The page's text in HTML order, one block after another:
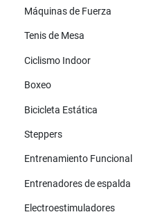
Máquinas de Fuerza
Tenis de Mesa
Ciclismo Indoor
Boxeo
Bicicleta Estática
Steppers
Entrenamiento Funcional
Entrenadores de espalda
Electroestimuladores